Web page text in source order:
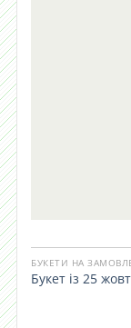
БУКЕТИ НА
Букет із 25